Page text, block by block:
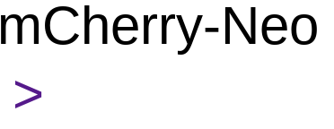
mCherry-Neo
>